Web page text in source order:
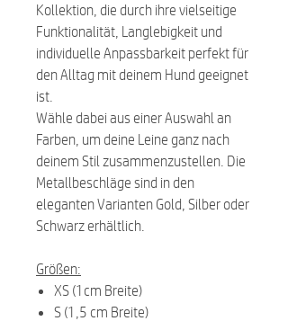
Kollektion, die durch ihre vielseitige
Funktionalität, Langlebigkeit und
individuelle Anpassbarkeit perfekt für
den Alltag mit deinem Hund geeignet
ist.
Wähle dabei aus einer Auswahl an
Farben, um deine Leine ganz nach
deinem Stil zusammenzustellen. Die
Metallbeschläge sind in den
eleganten Varianten Gold, Silber oder
Schwarz erhältlich.
Größen:
XS (1cm Breite)
S (1,5 cm Breite)